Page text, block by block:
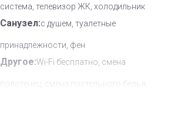
система, телевизор ЖК, холодильник
Санузел:с душем, туалетные
принадлежности, фен
Другое:Wi-Fi бесплатно, смена
полотенец, смена постельного белья,